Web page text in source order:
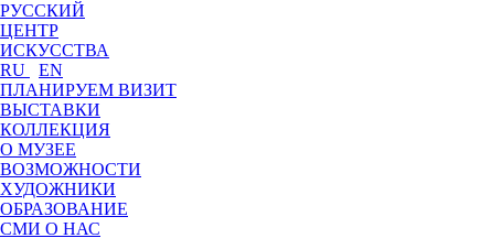
РУССКИЙ
ЦЕНТР
ИСКУССТВА
RU
EN
ПЛАНИРУЕМ ВИЗИТ
ВЫСТАВКИ
КОЛЛЕКЦИЯ
О МУЗЕЕ
ВОЗМОЖНОСТИ
ХУДОЖНИКИ
ОБРАЗОВАНИЕ
СМИ О НАС